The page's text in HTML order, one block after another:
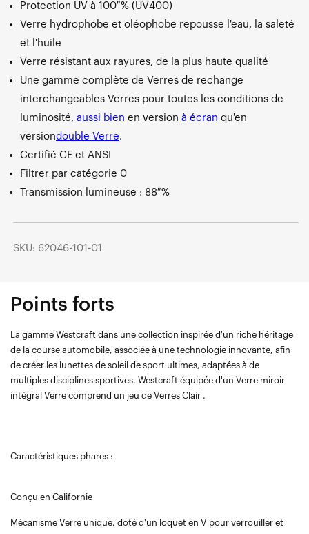
Protection UV à 100 % (UV400)
Verre hydrophobe et oléophobe repousse l'eau, la saleté
et l'huile
Verre résistant aux rayures, de la plus haute qualité
Une gamme complète de Verres de rechange
interchangeables Verres pour toutes les conditions de
luminosité, aussi bien en version à écran qu'en
versiondouble Verre.
Certifié CE et ANSI
Filtrer par catégorie 0
Transmission lumineuse : 88 %
SKU: 62046-101-01
Points forts
La gamme Westcraft dans une collection inspirée d'un riche héritage
de la course automobile, associée à une technologie innovante, afin
de créer les lunettes de soleil de sport ultimes, adaptées à de
multiples disciplines sportives. Westcraft équipée d'un Verre miroir
intégral Verre comprend un jeu de Verres Clair .
Caractéristiques phares :
Conçu en Californie
Mécanisme Verre unique, doté d'un loquet en V pour verrouiller et